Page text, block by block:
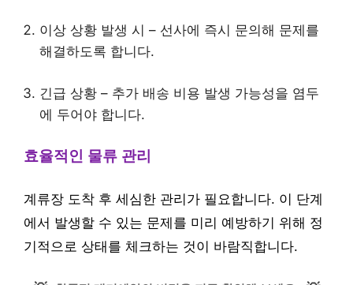
이상 상황 발생 시 – 선사에 즉시 문의해 문제를
해결하도록 합니다.
긴급 상황 – 추가 배송 비용 발생 가능성을 염두
에 두어야 합니다.
효율적인 물류 관리
계류장 도착 후 세심한 관리가 필요합니다. 이 단계
에서 발생할 수 있는 문제를 미리 예방하기 위해 정
기적으로 상태를 체크하는 것이 바람직합니다.